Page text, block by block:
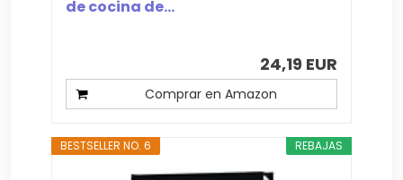
de cocina de...
24,19 EUR
Comprar en Amazon
REBAJAS
BESTSELLER NO. 6